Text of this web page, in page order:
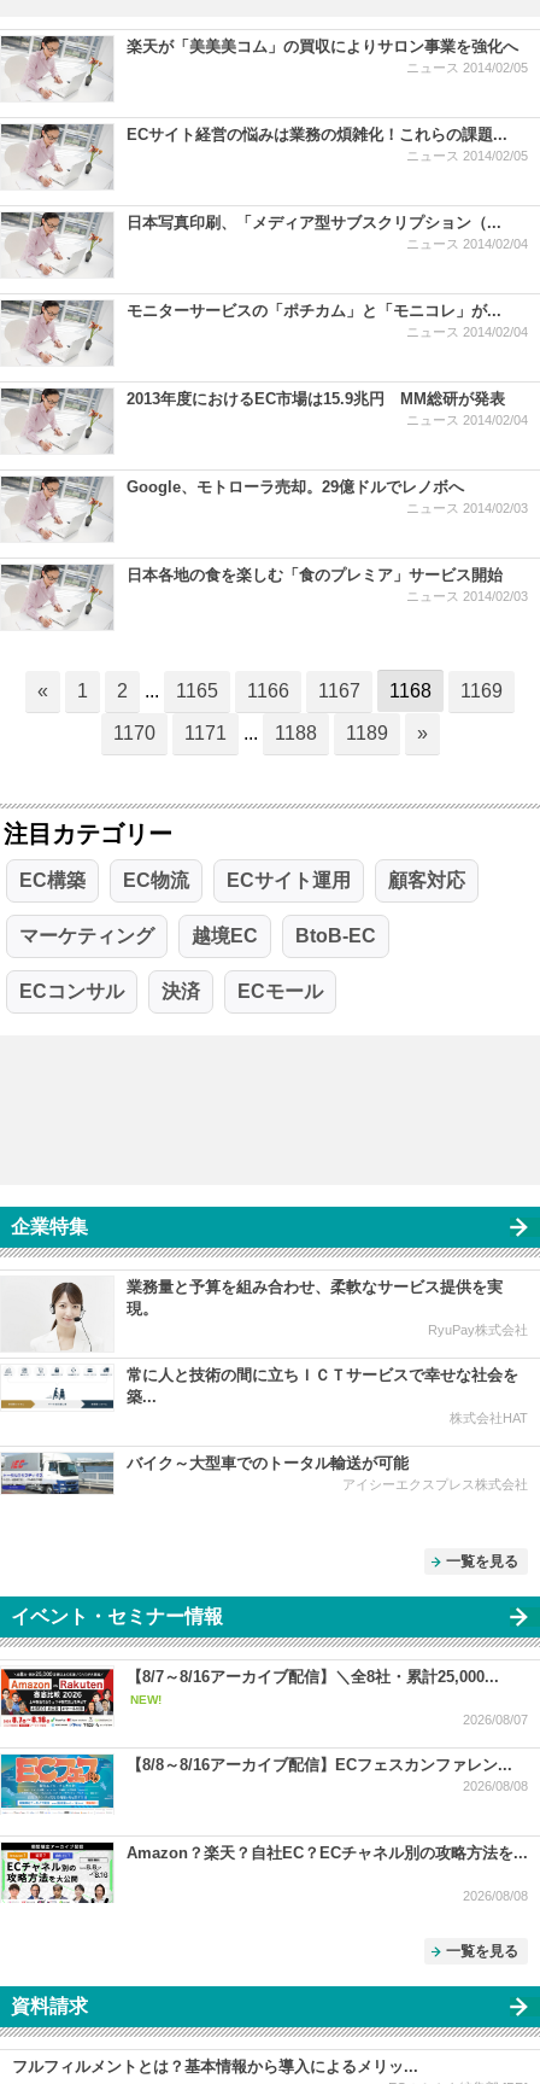
楽天が「美美美コム」の買収によりサロン事業を強化へ
ニュース 2014/02/05
ECサイト経営の悩みは業務の煩雑化！これらの課題...
ニュース 2014/02/05
日本写真印刷、「メディア型サブスクリプション（...
ニュース 2014/02/04
モニターサービスの「ポチカム」と「モニコレ」が...
ニュース 2014/02/04
2013年度におけるEC市場は15.9兆円 MM総研が発表
ニュース 2014/02/04
Google、モトローラ売却。29億ドルでレノボへ
ニュース 2014/02/03
日本各地の食を楽しむ「食のプレミア」サービス開始
ニュース 2014/02/03
« 1 2 ... 1165 1166 1167 1168 1169
1170 1171 ... 1188 1189 »
注目カテゴリー
EC構築 EC物流 ECサイト運用 顧客対応
マーケティング 越境EC BtoB-EC
ECコンサル 決済 ECモール
企業特集
業務量と予算を組み合わせ、柔軟なサービス提供を実
現。
RyuPay株式会社
常に人と技術の間に立ちＩＣＴサービスで幸せな社会を
築...
株式会社HAT
バイク～大型車でのトータル輸送が可能
アイシーエクスプレス株式会社
一覧を見る
イベント・セミナー情報
【8/7～8/16アーカイブ配信】＼全8社・累計25,000...
NEW!
2026/08/07
【8/8～8/16アーカイブ配信】ECフェスカンファレン...
2026/08/08
Amazon？楽天？自社EC？ECチャネル別の攻略方法を...
2026/08/08
一覧を見る
資料請求
フルフィルメントとは？基本情報から導入によるメリッ...